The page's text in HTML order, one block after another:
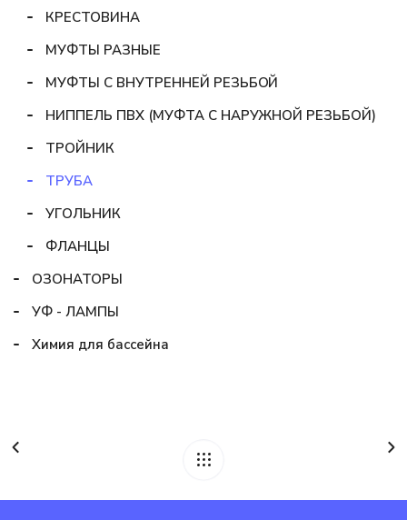
КРЕСТОВИНА
МУФТЫ РАЗНЫЕ
МУФТЫ С ВНУТРЕННЕЙ РЕЗЬБОЙ
НИППЕЛЬ ПВХ (МУФТА С НАРУЖНОЙ РЕЗЬБОЙ)
ТРОЙНИК
ТРУБА
УГОЛЬНИК
ФЛАНЦЫ
ОЗОНАТОРЫ
УФ - ЛАМПЫ
Химия для бассейна